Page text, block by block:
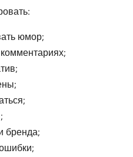
юмор;
бренда;